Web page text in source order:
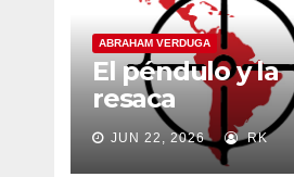
ABRAHAM VERDUGA
El péndulo y la
resaca
JUN 22, 2026 RK